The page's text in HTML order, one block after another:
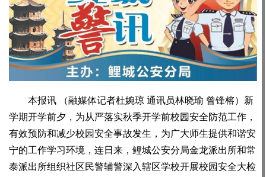
本报讯 （融媒体记者杜婉琼 通讯员林晓瑜 曾锋榕）新
学期开学前夕，为从严落实秋季开学前校园安全防范工作，
有效预防和减少校园安全事故发生，为广大师生提供和谐安
宁的工作学习环境，连日来，鲤城公安分局金龙派出所和常
泰派出所组织社区民警辅警深入辖区学校开展校园安全大检